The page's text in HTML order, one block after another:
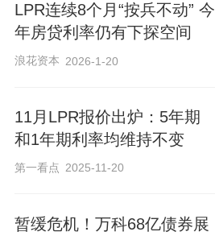
LPR连续8个月“按兵不动” 今
年房贷利率仍有下探空间
浪花资本 2026-1-20
11月LPR报价出炉：5年期
和1年期利率均维持不变
第一看点 2025-11-20
暂缓危机！万科68亿债券展